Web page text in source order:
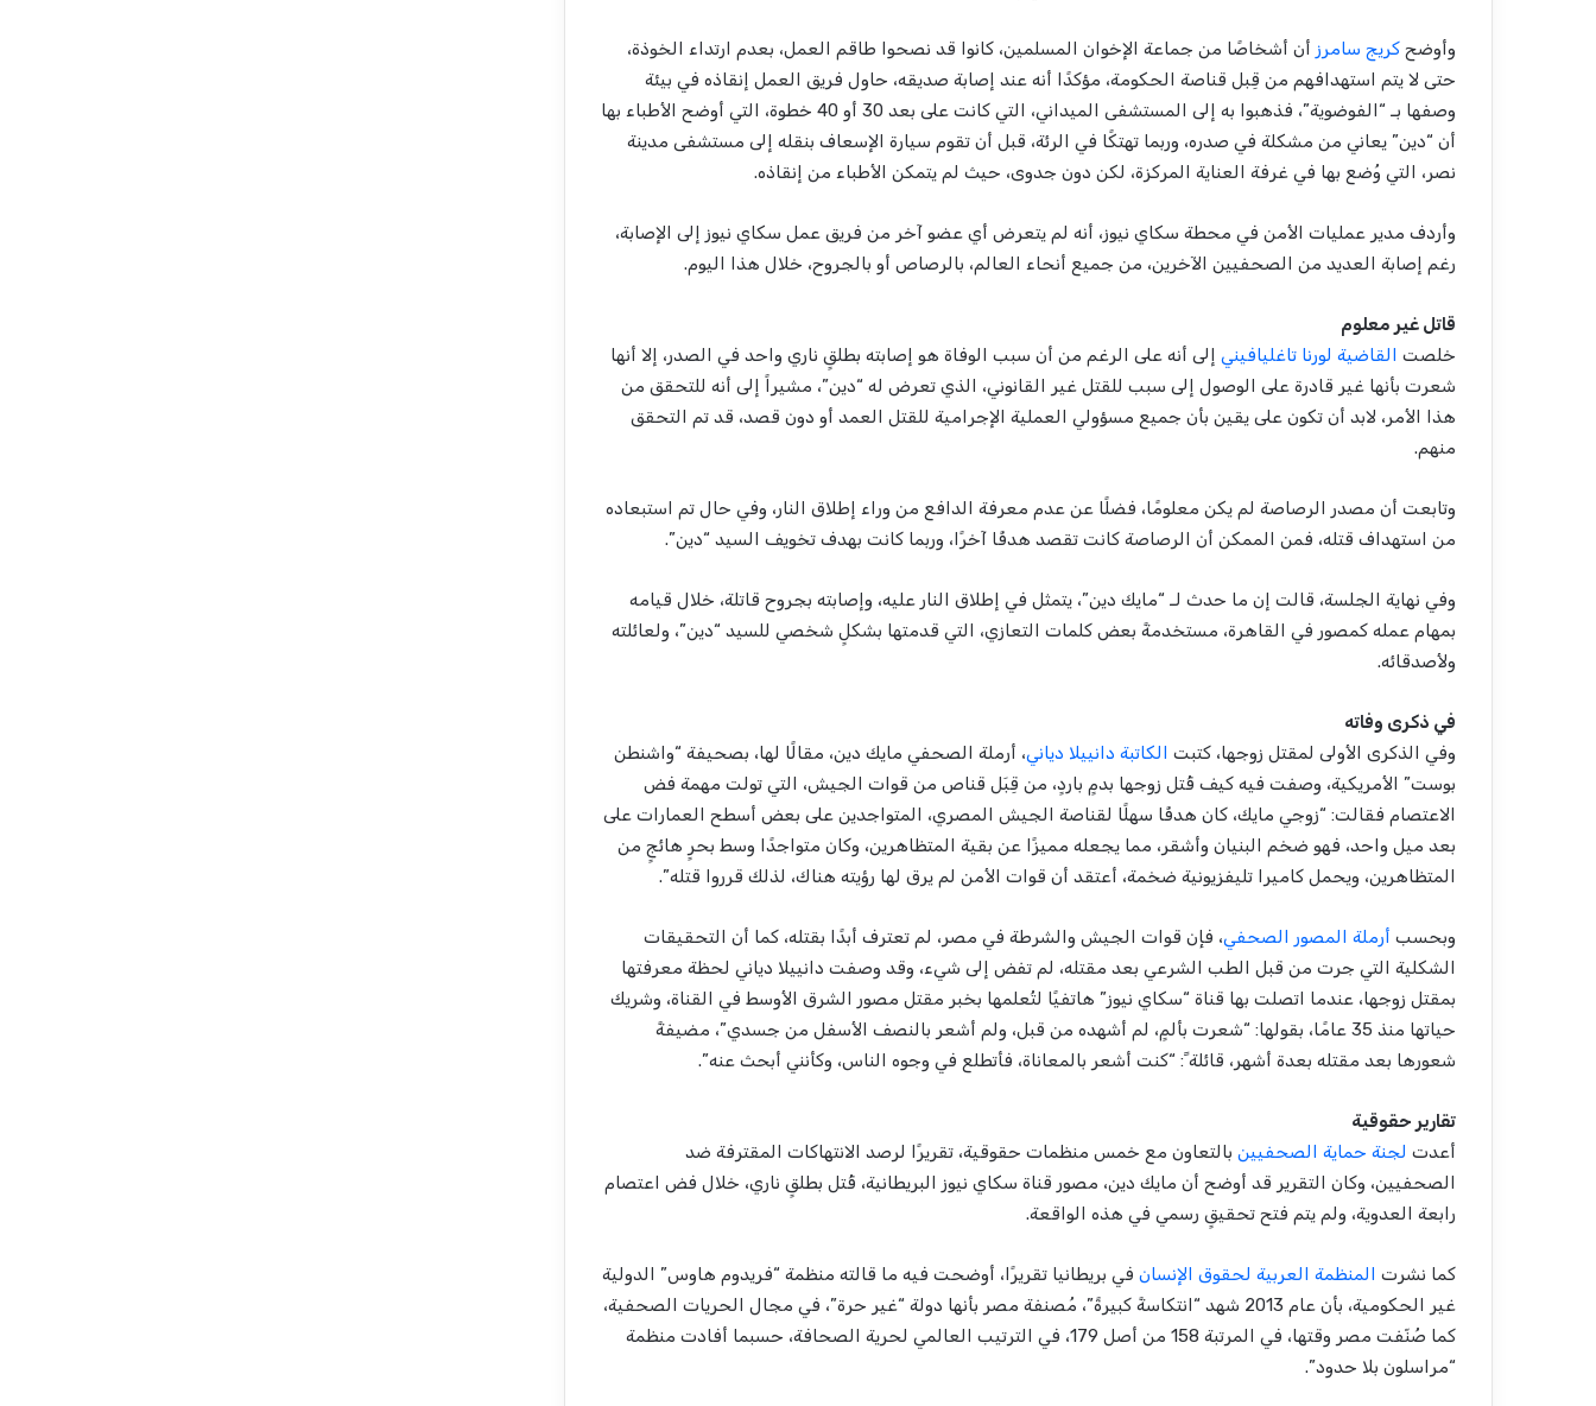
وأوضح كريج سامرز أن أشخاصًا من جماعة الإخوان المسلمين، كانوا قد نصحوا طاقم العمل، بعدم ارتداء الخوذة،
حتى لا يتم استهدافهم من قِبل قناصة الحكومة، مؤكدًا أنه عند إصابة صديقه، حاول فريق العمل إنقاذه في بيئة
وصفها بـ “الفوضوية”، فذهبوا به إلى المستشفى الميداني، التي كانت على بعد 30 أو 40 خطوة، التي أوضح الأطباء بها
أن “دين” يعاني من مشكلة في صدره، وربما تهتكًا في الرئة، قبل أن تقوم سيارة الإسعاف بنقله إلى مستشفى مدينة
نصر، التي وُضع بها في غرفة العناية المركزة، لكن دون جدوى، حيث لم يتمكن الأطباء من إنقاذه.
وأردف مدير عمليات الأمن في محطة سكاي نيوز، أنه لم يتعرض أي عضو آخر من فريق عمل سكاي نيوز إلى الإصابة،
رغم إصابة العديد من الصحفيين الآخرين، من جميع أنحاء العالم، بالرصاص أو بالجروح، خلال هذا اليوم.
قاتل غير معلوم
خلصت القاضية لورنا تاغليافيني إلى أنه على الرغم من أن سبب الوفاة هو إصابته بطلقٍ ناري واحد في الصدر، إلا أنها
شعرت بأنها غير قادرة على الوصول إلى سبب للقتل غير القانوني، الذي تعرض له “دين”، مشيراً إلى أنه للتحقق من
هذا الأمر، لابد أن تكون على يقين بأن جميع مسؤولي العملية الإجرامية للقتل العمد أو دون قصد، قد تم التحقق
منهم.
وتابعت أن مصدر الرصاصة لم يكن معلومًا، فضلًا عن عدم معرفة الدافع من وراء إطلاق النار، وفي حال تم استبعاده
من استهداف قتله، فمن الممكن أن الرصاصة كانت تقصد هدفًا آخرًا، وربما كانت بهدف تخويف السيد “دين”.
وفي نهاية الجلسة، قالت إن ما حدث لـ “مايك دين”، يتمثل في إطلاق النار عليه، وإصابته بجروح قاتلة، خلال قيامه
بمهام عمله كمصور في القاهرة، مستخدمةً بعض كلمات التعازي، التي قدمتها بشكلٍ شخصي للسيد “دين”، ولعائلته
ولأصدقائه.
في ذكرى وفاته
وفي الذكرى الأولى لمقتل زوجها، كتبت الكاتبة دانييلا دياني، أرملة الصحفي مايك دين، مقالًا لها، بصحيفة “واشنطن
بوست” الأمريكية، وصفت فيه كيف قُتل زوجها بدمٍ باردٍ، من قِبَل قناص من قوات الجيش، التي تولت مهمة فض
الاعتصام فقالت: “زوجي مايك، كان هدفًا سهلًا لقناصة الجيش المصري، المتواجدين على بعض أسطح العمارات على
بعد ميل واحد، فهو ضخم البنيان وأشقر، مما يجعله مميزًا عن بقية المتظاهرين، وكان متواجدًا وسط بحرٍ هائجٍ من
المتظاهرين، ويحمل كاميرا تليفزيونية ضخمة، أعتقد أن قوات الأمن لم يرق لها رؤيته هناك، لذلك قرروا قتله”.
وبحسب أرملة المصور الصحفي، فإن قوات الجيش والشرطة في مصر، لم تعترف أبدًا بقتله، كما أن التحقيقات
الشكلية التي جرت من قبل الطب الشرعي بعد مقتله، لم تفض إلى شيء، وقد وصفت دانييلا دياني لحظة معرفتها
بمقتل زوجها، عندما اتصلت بها قناة “سكاي نيوز” هاتفيًا لتُعلمها بخبر مقتل مصور الشرق الأوسط في القناة، وشريك
حياتها منذ 35 عامًا، بقولها: “شعرت بألمٍ، لم أشهده من قبل، ولم أشعر بالنصف الأسفل من جسدي”، مضيفةً
شعورها بعد مقتله بعدة أشهر، قائلة ً: “كنت أشعر بالمعاناة، فأتطلع في وجوه الناس، وكأنني أبحث عنه”.
تقارير حقوقية
أعدت لجنة حماية الصحفيين بالتعاون مع خمس منظمات حقوقية، تقريرًا لرصد الانتهاكات المقترفة ضد
الصحفيين، وكان التقرير قد أوضح أن مايك دين، مصور قناة سكاي نيوز البريطانية، قُتل بطلقٍ ناري، خلال فض اعتصام
رابعة العدوية، ولم يتم فتح تحقيقٍ رسمي في هذه الواقعة.
كما نشرت المنظمة العربية لحقوق الإنسان في بريطانيا تقريرًا، أوضحت فيه ما قالته منظمة “فريدوم هاوس” الدولية
غير الحكومية، بأن عام 2013 شهد “انتكاسةً كبيرةً”، مُصنفة مصر بأنها دولة “غير حرة”، في مجال الحريات الصحفية،
كما صُنّفت مصر وقتها، في المرتبة 158 من أصل 179، في الترتيب العالمي لحرية الصحافة، حسبما أفادت منظمة
“مراسلون بلا حدود”.